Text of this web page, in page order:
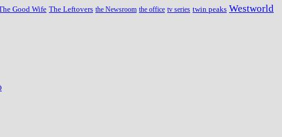
Good Wife The Leftovers the Newsroom the office tv series twin peaks Westworld